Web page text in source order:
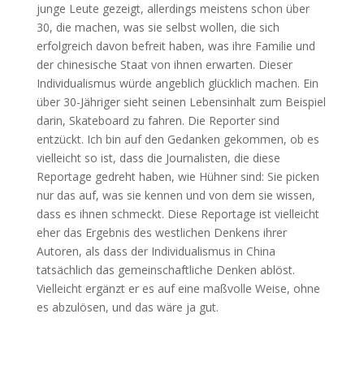
junge Leute gezeigt, allerdings meistens schon über
30, die machen, was sie selbst wollen, die sich
erfolgreich davon befreit haben, was ihre Familie und
der chinesische Staat von ihnen erwarten. Dieser
Individualismus würde angeblich glücklich machen. Ein
über 30-Jähriger sieht seinen Lebensinhalt zum Beispiel
darin, Skateboard zu fahren. Die Reporter sind
entzückt. Ich bin auf den Gedanken gekommen, ob es
vielleicht so ist, dass die Journalisten, die diese
Reportage gedreht haben, wie Hühner sind: Sie picken
nur das auf, was sie kennen und von dem sie wissen,
dass es ihnen schmeckt. Diese Reportage ist vielleicht
eher das Ergebnis des westlichen Denkens ihrer
Autoren, als dass der Individualismus in China
tatsächlich das gemeinschaftliche Denken ablöst.
Vielleicht ergänzt er es auf eine maßvolle Weise, ohne
es abzulösen, und das wäre ja gut.